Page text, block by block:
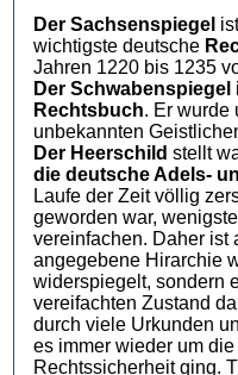
Der Sachsenspiegel
wichtigste deutsche
Jahren 1220 bis 1235
Der Schwabenspiegel
Rechtsbuch. Er wurde
unbekannten
Der Heerschild stellt
die deutsche Adels-
Laufe der Zeit völlig
geworden war,
vereinfachen. Daher ist
angegebene Hirarchie
widerspiegelt, sondern
vereifachten Zustand
durch viele Urkunden
es immer wieder um
Rechtssicherheit ging.